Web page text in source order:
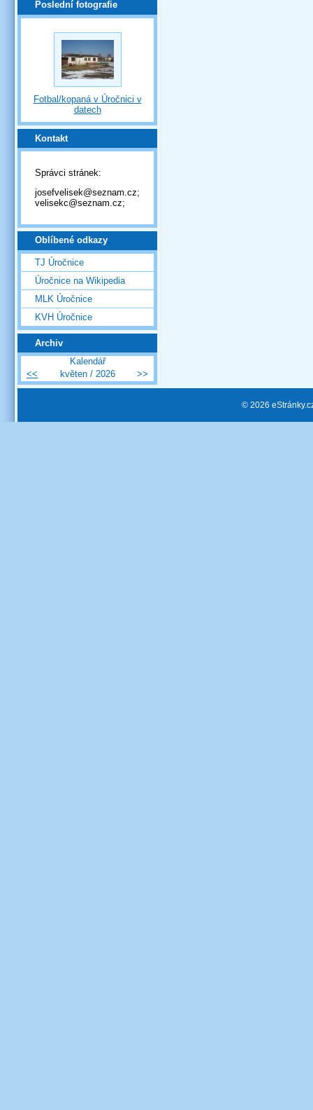
Poslední fotografie
Fotbal/kopaná v Úročnici v
datech
Kontakt
Správci stránek:
josefvelisek@seznam.cz;
velisekc@seznam.cz;
Oblíbené odkazy
TJ Úročnice
Úročnice na Wikipedia
MLK Úročnice
KVH Úročnice
Archiv
Kalendář
<<
květen / 2026 >>
© 2026